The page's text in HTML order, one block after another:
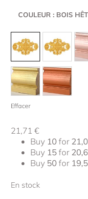
COULEUR : BOIS
Effacer
21,71€
Buy 10for
Buy 15for
Buy 50for
En stock